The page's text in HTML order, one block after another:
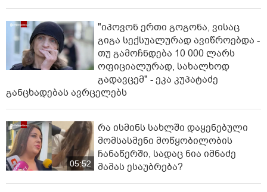
"იპოვონ ერთი გოგონა, ვისაც
გიგა სექსუალურად ავიწროებდა -
თუ გამოჩნდება 10 000 ლარს
ოფიციალურად, სახალხოდ
გადავცემ" - ეკა კუპატაძე
განცხადებას ავრცელებს
05:52
რა ისმინს სახლში დაყენებული
მომსასმენი მოწყობილობის
ჩანაწერში, სადაც ნია იმნაძე
მამას ესაუბრება?